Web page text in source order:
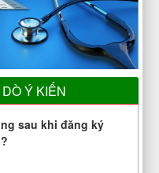
Ý KIẾN
sau khi đăng ký